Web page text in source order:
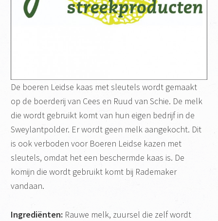
De boeren Leidse kaas met sleutels wordt gemaakt
op de boerderij van Cees en Ruud van Schie. De melk
die wordt gebruikt komt van hun eigen bedrijf in de
Sweylantpolder. Er wordt geen melk aangekocht. Dit
is ook verboden voor Boeren Leidse kazen met
sleutels, omdat het een beschermde kaas is. De
komijn die wordt gebruikt komt bij Rademaker
vandaan.
Ingrediënten: Rauwe melk, zuursel die zelf wordt